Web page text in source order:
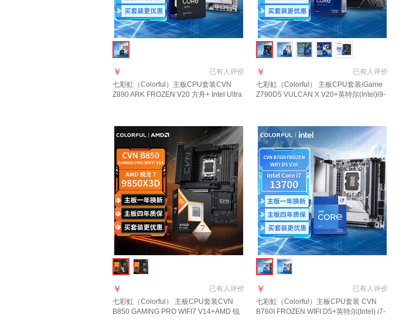
已有人评价
￥
七彩虹（Colorful）主板CPU套装CVN
Z890 ARK FROZEN V20 方舟+ Intel Ultra
已有人评价
￥
七彩虹（Colorful） 主板CPU套装iGame
Z790D5 VULCAN X V20+英特尔(Intel)i9-
已有人评价
￥
七彩虹（Colorful） 主板CPU套装CVN
B850 GAMING PRO WIFI7 V14+AMD 锐
已有人评价
￥
七彩虹（Colorful）主板CPU套装 CVN
B760I FROZEN WIFI D5+英特尔(Intel) i7-